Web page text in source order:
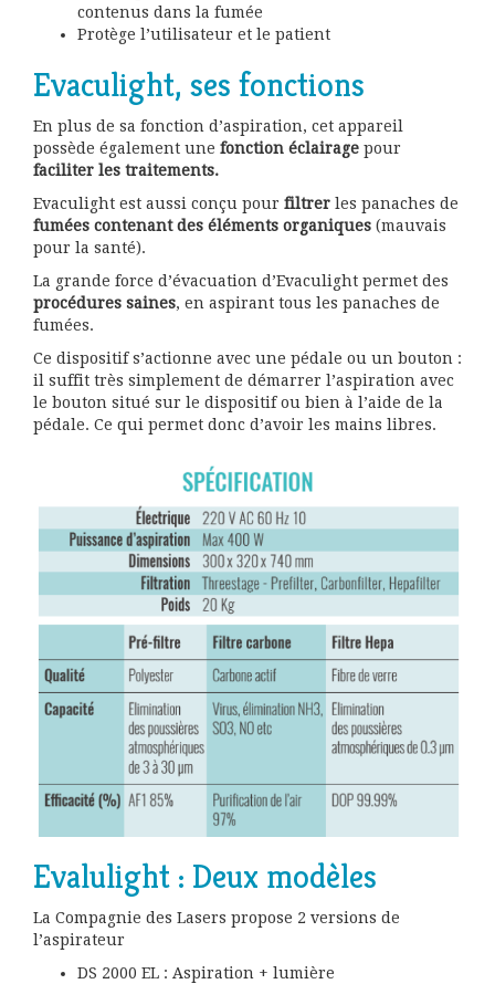
contenus dans la fumée
Protège l’utilisateur et le patient
Evaculight, ses fonctions
En plus de sa fonction d’aspiration, cet appareil
possède également une fonction éclairage pour
faciliter les traitements.
Evaculight est aussi conçu pour filtrer les panaches de
fumées contenant des éléments organiques (mauvais
pour la santé).
La grande force d’évacuation d’Evaculight permet des
procédures saines, en aspirant tous les panaches de
fumées.
Ce dispositif s’actionne avec une pédale ou un bouton :
il suffit très simplement de démarrer l’aspiration avec
le bouton situé sur le dispositif ou bien à l’aide de la
pédale. Ce qui permet donc d’avoir les mains libres.
Evalulight : Deux modèles
La Compagnie des Lasers propose 2 versions de
l’aspirateur
DS 2000 EL : Aspiration + lumière